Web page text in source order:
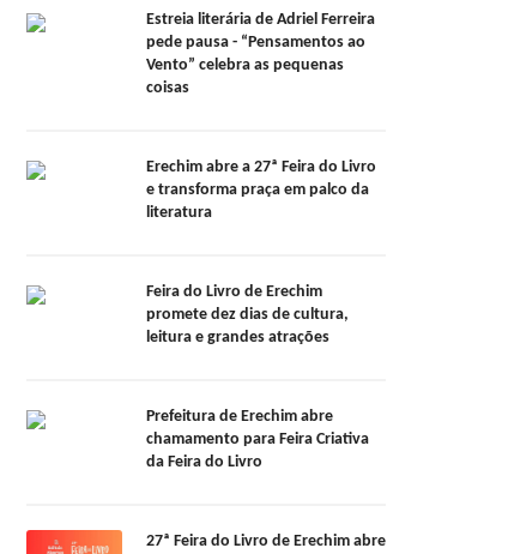
Estreia literária de Adriel Ferreira
pede pausa - “Pensamentos ao
Vento” celebra as pequenas
coisas
Erechim abre a 27ª Feira do Livro
e transforma praça em palco da
literatura
Feira do Livro de Erechim
promete dez dias de cultura,
leitura e grandes atrações
Prefeitura de Erechim abre
chamamento para Feira Criativa
da Feira do Livro
27ª Feira do Livro de Erechim abre